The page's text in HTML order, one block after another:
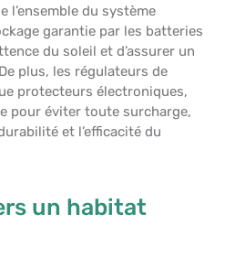
l’ensemble du système
garantie par les batteries
du soleil et d’assurer un
plus, les régulateurs de
protecteurs électroniques,
pour éviter toute surcharge,
et l’efficacité du
un habitat